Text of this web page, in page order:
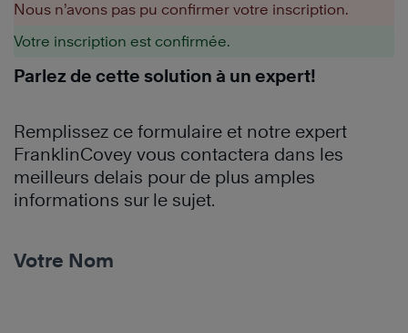
Nous n’avons pas pu confirmer votre inscription.
Votre inscription est confirmée.
Parlez de cette solution à un expert!
Remplissez ce formulaire et notre expert
FranklinCovey vous contactera dans les
meilleurs delais pour de plus amples
informations sur le sujet.
Votre Nom